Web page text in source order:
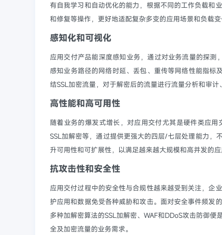
有自我学习和自动优化的能力，根据不同的工作负载和
和修复等操作，更好地适配复杂多变的应用场景和负载
感知化和可视化
应用交付产品能深度感知业务，通过对业务流量的探
感知业务路径的网络时延、丢包、重传等网络性能指标
结SSL加密流量，对于解密后的流量进行流量分析和审
高性能和高可用性
随着业务的爆发式增长，对应用交付尤其是硬件类应
SSL加解密等，通过提供更强大的四层/七层处理能力，
升可用性和可扩展性，以满足越来越大规模和高并发的
抗攻击性和安全性
应用交付过程中的安全性与合规性越来越受到关注，企
护应用和数据免受各种威胁和攻击。面对安全事件频发
多种加解密算法的SSL加解密、WAF和DDoS攻击防御
全及加密流量的业务需求。